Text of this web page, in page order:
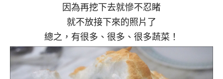
因為再挖下去就慘不忍睹
就不放接下來的照片了
總之，有很多、很多、很多蔬菜！